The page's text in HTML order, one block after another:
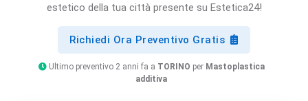
estetico della tua città presente su Estetica24!
Richiedi Ora Preventivo Gratis
Ultimo preventivo 2 anni fa a TORINO per Mastoplastica
additiva